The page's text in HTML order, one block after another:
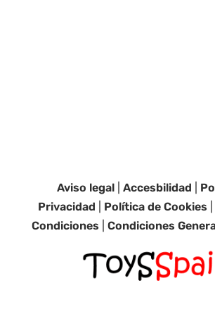
Aviso legal |Accesbilidad
Privacidad
Política de Cookies
Condiciones |Condiciones